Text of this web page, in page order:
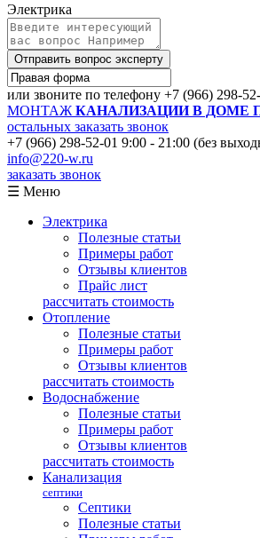
Электрика
Отправить вопрос эксперту
или звоните по телефону +7 (966) 298-
МОНТАЖ КАНАЛИЗАЦИИ В ДОМЕ
остальных заказать звонок
+7 (966) 298-52-01 9:00 - 21:00 (без
info@220-w.ru
заказать звонок
☰ Меню
Электрика
Полезные статьи
Примеры работ
Отзывы клиентов
Прайс лист
рассчитать стоимость
Отопление
Полезные статьи
Примеры работ
Отзывы клиентов
рассчитать стоимость
Водоснабжение
Полезные статьи
Примеры работ
Отзывы клиентов
рассчитать стоимость
Канализация
септики
Септики
Полезные статьи